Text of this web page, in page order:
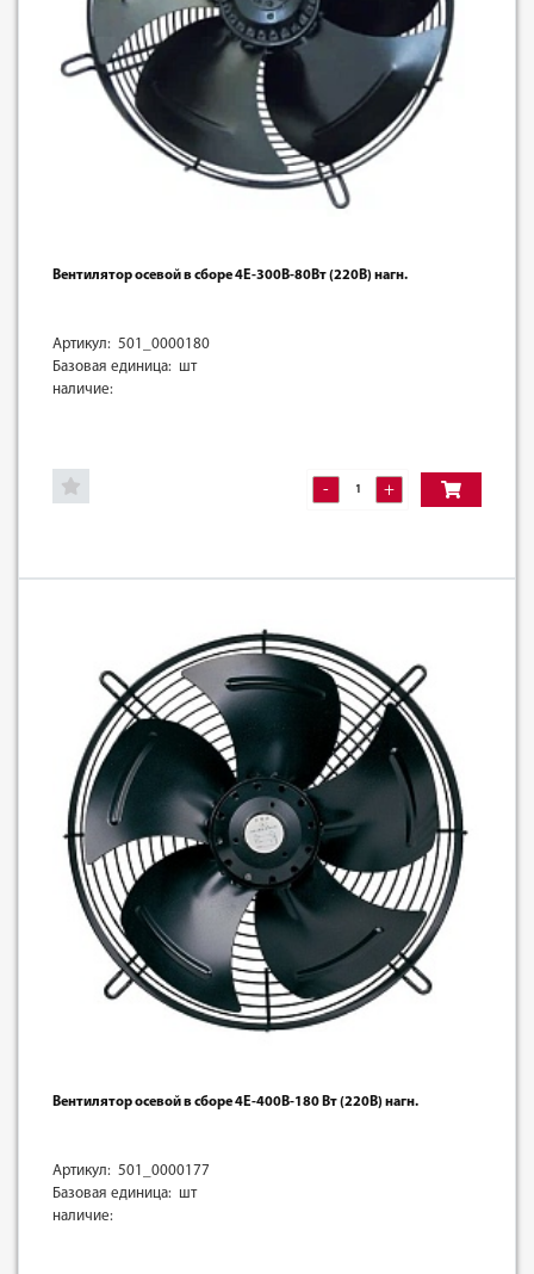
Вентилятор осевой в сборе 4E-300B-80Вт (220В) нагн.
Артикул: 501_0000180
Базовая единица: шт
наличие:
- +
Вентилятор осевой в сборе 4E-400B-180 Вт (220В) нагн.
Артикул: 501_0000177
Базовая единица: шт
наличие: